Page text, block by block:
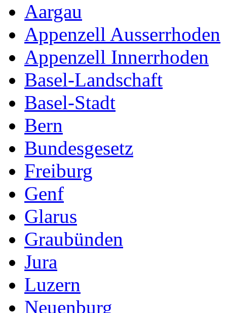
Aargau
Appenzell Ausserrhoden
Appenzell Innerrhoden
Basel-Landschaft
Basel-Stadt
Bern
Bundesgesetz
Freiburg
Genf
Glarus
Graubünden
Jura
Luzern
Neuenburg